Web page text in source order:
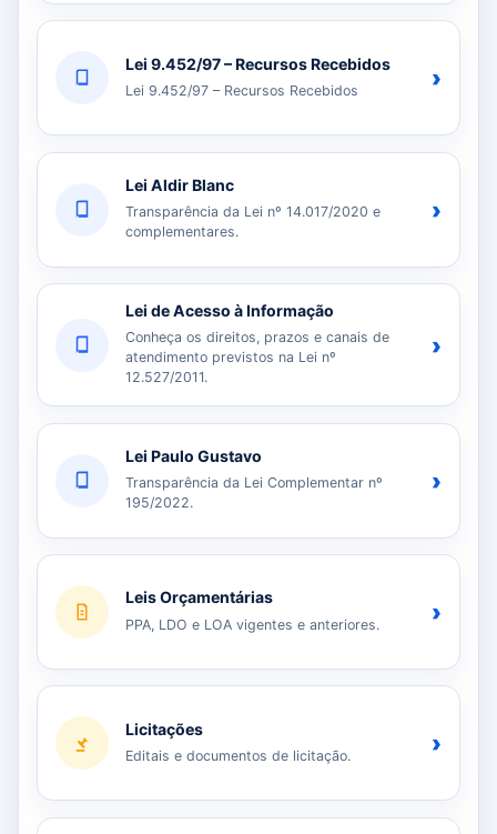
Lei 9.452/97 – Recursos Recebidos
Lei 9.452/97 – Recursos Recebidos ›
Lei Aldir Blanc
Transparência da Lei nº 14.017/2020 e
complementares.
›
Lei de Acesso à Informação
Conheça os direitos, prazos e canais de
atendimento previstos na Lei nº
12.527/2011.
›
Lei Paulo Gustavo
Transparência da Lei Complementar nº
195/2022.
›
Leis Orçamentárias
PPA, LDO e LOA vigentes e anteriores. ›
Licitações
Editais e documentos de licitação. ›